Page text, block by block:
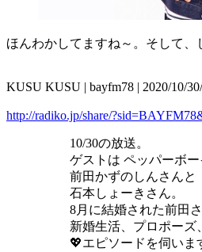
ほんわかしてますね～。そして、
KUSU KUSU | bayfm78 | 2020/10/
http://radiko.jp/share/
10/30の放送。
ゲストは ペッパーボー
前田かずのしんさんと
石本しょーきさん。
8月に結婚された前田
新婚生活、プロポーズ、
💖エピソードを伺いま